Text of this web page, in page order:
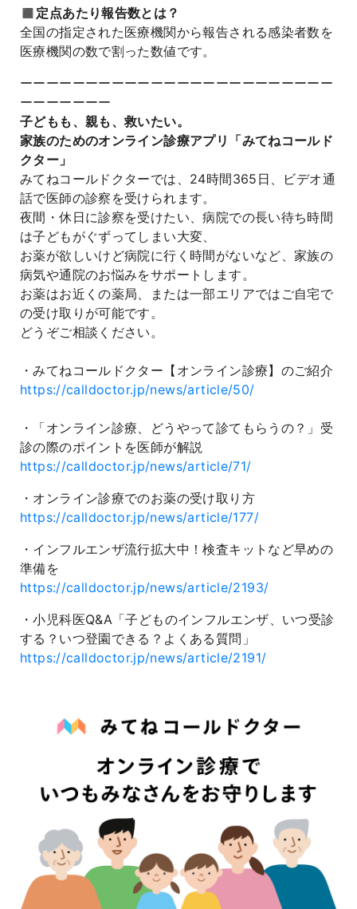
◼️定点あたり報告数とは？
全国の指定された医療機関から報告される感染者数を
医療機関の数で割った数値です。
ーーーーーーーーーーーーーーーーーーーーーーーー
ーーーーーーー
子どもも、親も、救いたい。
家族のためのオンライン診療アプリ「みてねコールド
クター」
みてねコールドクターでは、24時間365日、ビデオ通
話で医師の診察を受けられます。
夜間・休日に診察を受けたい、病院での長い待ち時間
は子どもがぐずってしまい大変、
お薬が欲しいけど病院に行く時間がないなど、家族の
病気や通院のお悩みをサポートします。
お薬はお近くの薬局、または一部エリアではご自宅で
の受け取りが可能です。
どうぞご相談ください。
・みてねコールドクター【オンライン診療】のご紹介
https://calldoctor.jp/news/article/50/
・「オンライン診療、どうやって診てもらうの？」受
診の際のポイントを医師が解説
https://calldoctor.jp/news/article/71/
・オンライン診療でのお薬の受け取り方
https://calldoctor.jp/news/article/177/
・インフルエンザ流行拡大中！検査キットなど早めの
準備を
https://calldoctor.jp/news/article/2193/
・小児科医Q&A「子どものインフルエンザ、いつ受診
する？いつ登園できる？よくある質問」
https://calldoctor.jp/news/article/2191/